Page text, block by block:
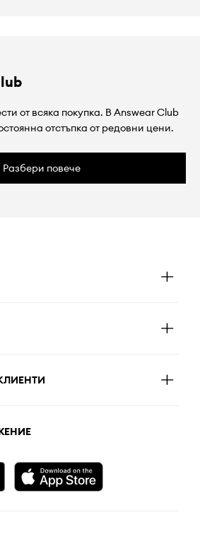
от всяка покупка. В Answear Club
отстъпка от редовни цени.
Разбери повече